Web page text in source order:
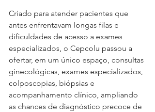
Criado para atender pacientes que
antes enfrentavam longas filas e
dificuldades de acesso a exames
especializados, o Cepcolu passou a
ofertar, em um único espaço, consultas
ginecológicas, exames especializados,
colposcopias, biópsias e
acompanhamento clínico, ampliando
as chances de diagnóstico precoce de